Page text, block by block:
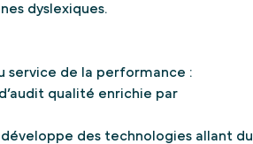
dyslexiques.
service de la performance :
qualité enrichie par
des technologies allant du